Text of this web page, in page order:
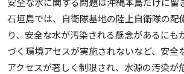
石垣島では、自衛隊基地の陸上自衛隊の配
り、安全な水が汚染される懸念があるにも
づく環境アセスが実施されないなど、安全
アクセスが著しく制限され、水源の汚染が